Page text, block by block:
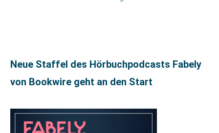
Neue Staffel des Hörbuchpodcasts Fabely
von Bookwire geht an den Start